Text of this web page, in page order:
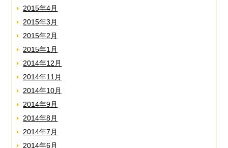
2015年4月
2015年3月
2015年2月
2015年1月
2014年12月
2014年11月
2014年10月
2014年9月
2014年8月
2014年7月
2014年6月